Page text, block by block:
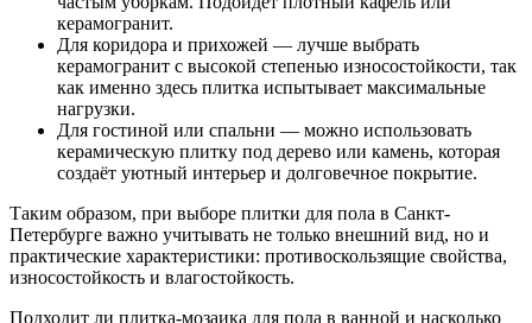
керамогранит.
Для коридора и прихожей — лучше выбрать
керамогранит с высокой степенью износостойкости, так
как именно здесь плитка испытывает максимальные
нагрузки.
Для гостиной или спальни — можно использовать
керамическую плитку под дерево или камень, которая
создаёт уютный интерьер и долговечное покрытие.
Таким образом, при выборе плитки для пола в Санкт-
Петербурге важно учитывать не только внешний вид, но и
практические характеристики: противоскользящие свойства,
износостойкость и влагостойкость.
Подходит ли плитка-мозаика для пола в ванной и насколько